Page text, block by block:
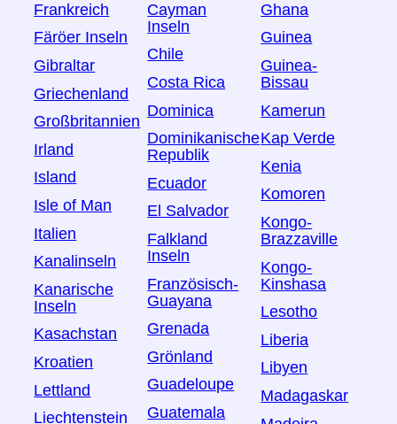
Frankreich
Färöer Inseln
Gibraltar
Griechenland
Großbritannien
Irland
Island
Isle of Man
Italien
Kanalinseln
Kanarische
Inseln
Kasachstan
Kroatien
Lettland
Liechtenstein
Cayman
Inseln
Chile
Costa Rica
Dominica
Dominikanische
Republik
Ecuador
El Salvador
Falkland
Inseln
Französisch-
Guayana
Grenada
Grönland
Guadeloupe
Guatemala
Ghana
Guinea
Guinea-
Bissau
Kamerun
Kap Verde
Kenia
Komoren
Kongo-
Brazzaville
Kongo-
Kinshasa
Lesotho
Liberia
Libyen
Madagaskar